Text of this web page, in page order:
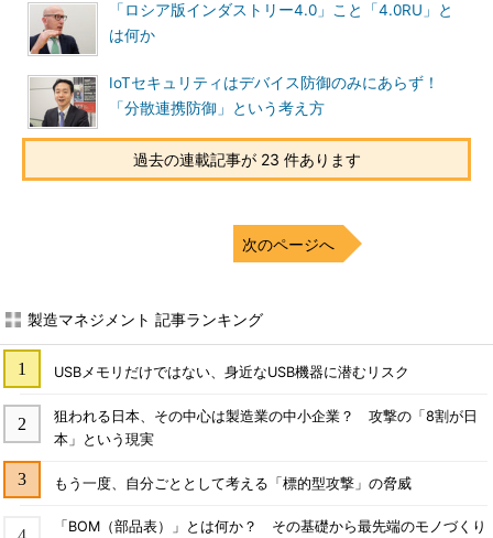
「ロシア版インダストリー4.0」こと「4.0RU」と
は何か
IoTセキュリティはデバイス防御のみにあらず！
「分散連携防御」という考え方
過去の連載記事が 23 件あります
次のページへ
製造マネジメント 記事ランキング
USBメモリだけではない、身近なUSB機器に潜むリスク
狙われる日本、その中心は製造業の中小企業？ 攻撃の「8割が日
本」という現実
もう一度、自分ごととして考える「標的型攻撃」の脅威
「BOM（部品表）」とは何か？ その基礎から最先端のモノづくり